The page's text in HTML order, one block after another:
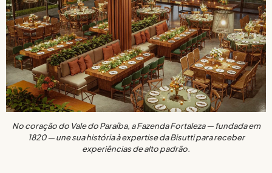
No coração do Vale do Paraíba, a Fazenda Fortaleza — fundada em
1820 — une sua história à expertise da Bisutti para receber
experiências de alto padrão.